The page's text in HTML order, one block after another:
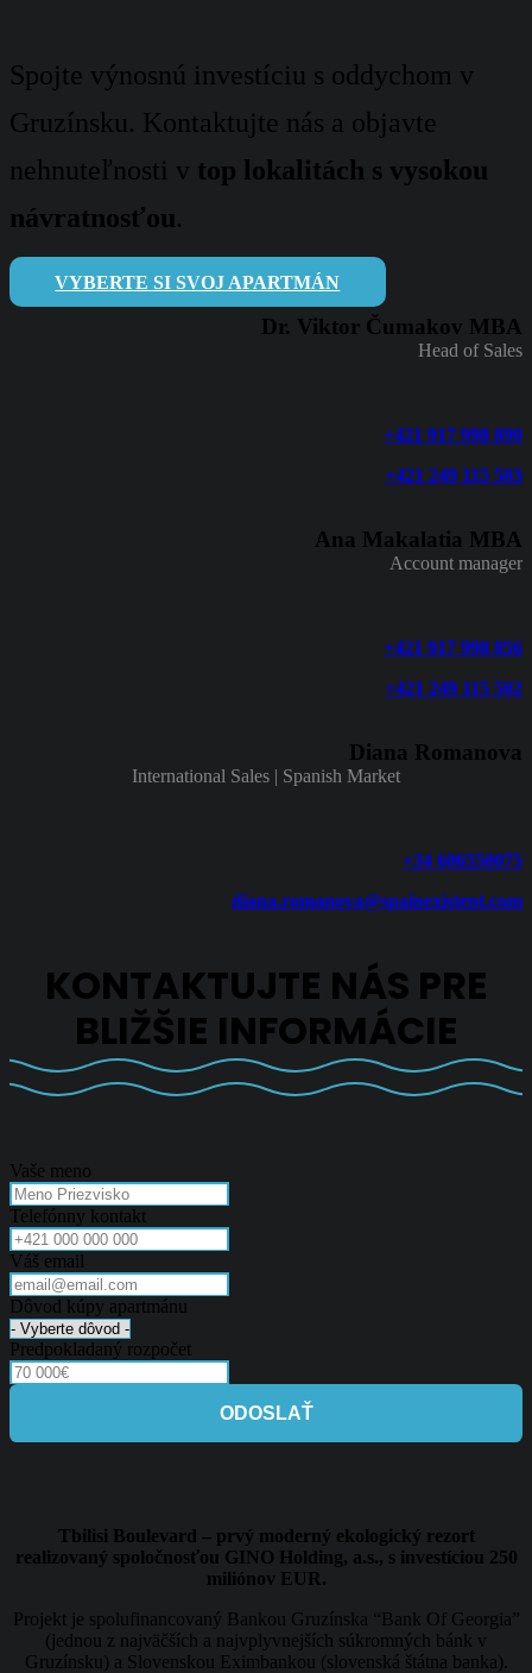
Spojte výnosnú investíciu s oddychom v
Gruzínsku. Kontaktujte nás a objavte
nehnuteľnosti v top lokalitách s vysokou
návratnosťou.
VYBERTE SI SVOJ APARTMÁN
Dr. Viktor Čumakov MBA
Head of Sales
+421 917 998 890
+421 249 115 503
Ana Makalatia MBA
Account manager
+421 917 998 856
+421 249 115 502
Diana Romanova
International Sales | Spanish Market
+34 606550075
diana.romanova@spainexistent.com
KONTAKTUJTE NÁS PRE
BLIŽŠIE INFORMÁCIE
Vaše meno
Telefónny kontakt
Váš email
Dôvod kúpy apartmánu
Predpokladaný rozpočet
ODOSLAŤ
Tbilisi Boulevard – prvý moderný ekologický rezort
realizovaný spoločnosťou GINO Holding, a.s., s investíciou 250
miliónov EUR.
Projekt je spolufinancovaný Bankou Gruzínska “Bank Of Georgia”
(jednou z najväčších a najvplyvnejších súkromných bánk v
Gruzínsku) a Slovenskou Eximbankou (slovenská štátna banka).